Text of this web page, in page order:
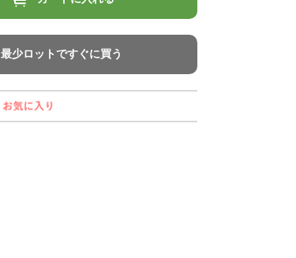
最少ロットですぐに買う